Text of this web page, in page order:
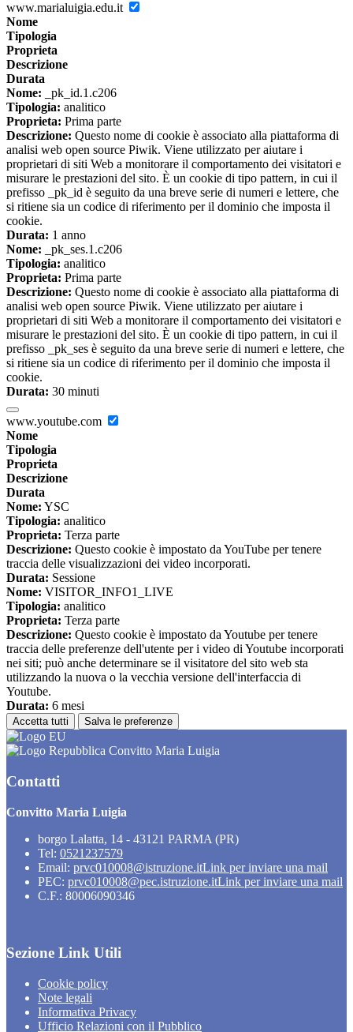
www.marialuigia.edu.it
Nome
Tipologia
Proprieta
Descrizione
Durata
Nome: _pk_id.1.c206
Tipologia: analitico
Proprieta: Prima parte
Descrizione: Questo nome di cookie è associato alla piattaforma di
analisi web open source Piwik. Viene utilizzato per aiutare i
proprietari di siti Web a monitorare il comportamento dei visitatori e
misurare le prestazioni del sito. È un cookie di tipo pattern, in cui il
prefisso _pk_id è seguito da una breve serie di numeri e lettere, che
si ritiene sia un codice di riferimento per il dominio che imposta il
cookie.
Durata: 1 anno
Nome: _pk_ses.1.c206
Tipologia: analitico
Proprieta: Prima parte
Descrizione: Questo nome di cookie è associato alla piattaforma di
analisi web open source Piwik. Viene utilizzato per aiutare i
proprietari di siti Web a monitorare il comportamento dei visitatori e
misurare le prestazioni del sito. È un cookie di tipo pattern, in cui il
prefisso _pk_ses è seguito da una breve serie di numeri e lettere, che
si ritiene sia un codice di riferimento per il dominio che imposta il
cookie.
Durata: 30 minuti
www.youtube.com
Nome
Tipologia
Proprieta
Descrizione
Durata
Nome: YSC
Tipologia: analitico
Proprieta: Terza parte
Descrizione: Questo cookie è impostato da YouTube per tenere
traccia delle visualizzazioni dei video incorporati.
Durata: Sessione
Nome: VISITOR_INFO1_LIVE
Tipologia: analitico
Proprieta: Terza parte
Descrizione: Questo cookie è impostato da Youtube per tenere
traccia delle preferenze dell'utente per i video di Youtube incorporati
nei siti; può anche determinare se il visitatore del sito web sta
utilizzando la nuova o la vecchia versione dell'interfaccia di
Youtube.
Durata: 6 mesi
Accetta tutti Salva le preferenze
Convitto Maria Luigia
Contatti
Convitto Maria Luigia
borgo Lalatta, 14 - 43121 PARMA (PR)
Tel: 0521237579
Email: prvc010008@istruzione.itLink per inviare una mail
PEC: prvc010008@pec.istruzione.itLink per inviare una mail
C.F.: 80006090346
Sezione Link Utili
Cookie policy
Note legali
Informativa Privacy
Ufficio Relazioni con il Pubblico